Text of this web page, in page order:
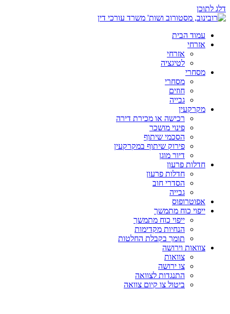
דלג לתוכן
עמוד הבית
אזרחי
אזרחי
לטיגציה
מסחרי
מסחרי
חוזים
גבייה
מקרקעין
רכישה או מכירת דירה
פינוי מושכר
הסכמי שיתוף
פירוק שיתוף במקרקעין
דיור מוגן
חדלות פרעון
חדלות פרעון
הסדרי חוב
גבייה
אפוטרופוס
ייפוי כוח מתמשך
ייפוי כוח מתמשך
הנחיות מקדימות
תומך בקבלת החלטות
צוואות וירושה
צוואות
צו ירושה
התנגדות לצוואה
ביטול צו קיום צוואה